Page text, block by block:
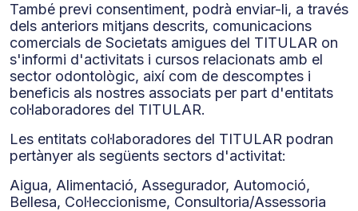
També previ consentiment, podrà enviar-li, a través
dels anteriors mitjans descrits, comunicacions
comercials de Societats amigues del TITULAR on
s'informi d'activitats i cursos relacionats amb el
sector odontològic, així com de descomptes i
beneficis als nostres associats per part d'entitats
col·laboradores del TITULAR.
Les entitats col·laboradores del TITULAR podran
pertànyer als següents sectors d'activitat:
Aigua, Alimentació, Assegurador, Automoció,
Bellesa, Col·leccionisme, Consultoria/Assessoria